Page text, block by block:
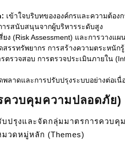
เข้าใจบริบทขององค์กรและความต้อง
รสนับสนุนจากผู้บริหารระดับสูง
ยง (Risk Assessment) และการวางแผ
สรรทรัพยากร การสร้างความตระหนั
รตรวจสอบ การตรวจประเมินภายใน
พลาดและการปรับปรุงระบบอย่างต่อเนื่
ควบคุมความปลอดภัย)
ปรุงและจัดกลุ่มมาตรการคว
วดหมู่หลัก (Themes)